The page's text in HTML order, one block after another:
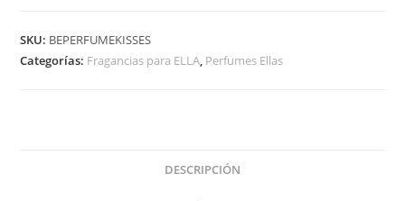
SKU: BEPERFUMEKISSES
Categorías: Fragancias para ELLA, Perfumes Ellas
DESCRIPCIÓN